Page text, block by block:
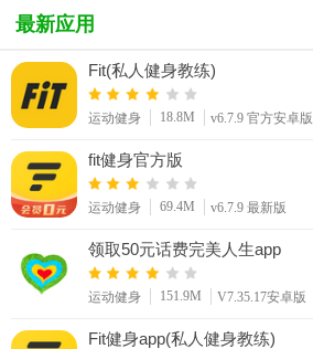
Club安卓版
最新应用
Fit(私人健身教练)
运动健身 18.8M v6.7.9 官方安卓版
fit健身官方版
运动健身 69.4M v6.7.9 最新版
领取50元话费完美人生app
运动健身 151.9M V7.35.17安卓版
Fit健身app(私人健身教练)